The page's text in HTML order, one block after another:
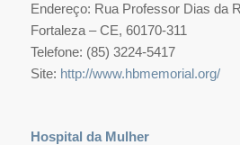
Endereço: Rua Professor Dias da
Fortaleza – CE, 60170-311
Telefone: (85) 3224-5417
Site: http://www.hbmemorial.org/
Hospital da Mulher